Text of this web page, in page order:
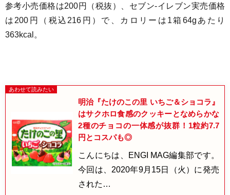
参考小売価格は200円（税抜）、 セブン-イレブン実売価格
は200円（税込216円）で、
カロリーは1箱64gあたり
363kcal 。
明治『たけのこの里 いちご＆ショコラ』
はサクホロ食感のクッキーとなめらかな
2種のチョコの一体感が抜群！1粒約7.7
円とコスパも◎
こんにちは、ENGI MAG編集部です。
今回は、2020年9月15日（火）に発売
された…